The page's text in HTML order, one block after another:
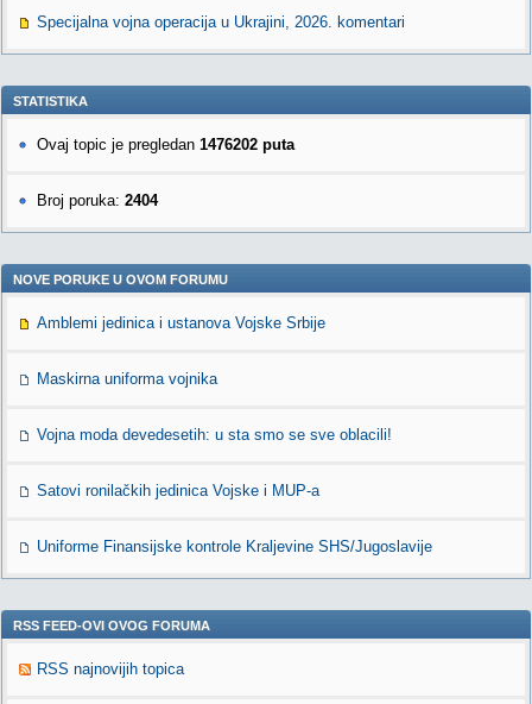
Specijalna vojna operacija u Ukrajini, 2026. komentari
STATISTIKA
Ovaj topic je pregledan 1476202 puta
Broj poruka: 2404
NOVE PORUKE U OVOM FORUMU
Amblemi jedinica i ustanova Vojske Srbije
Maskirna uniforma vojnika
Vojna moda devedesetih: u sta smo se sve oblacili!
Satovi ronilačkih jedinica Vojske i MUP-a
Uniforme Finansijske kontrole Kraljevine SHS/Jugoslavije
RSS FEED-OVI OVOG FORUMA
RSS najnovijih topica